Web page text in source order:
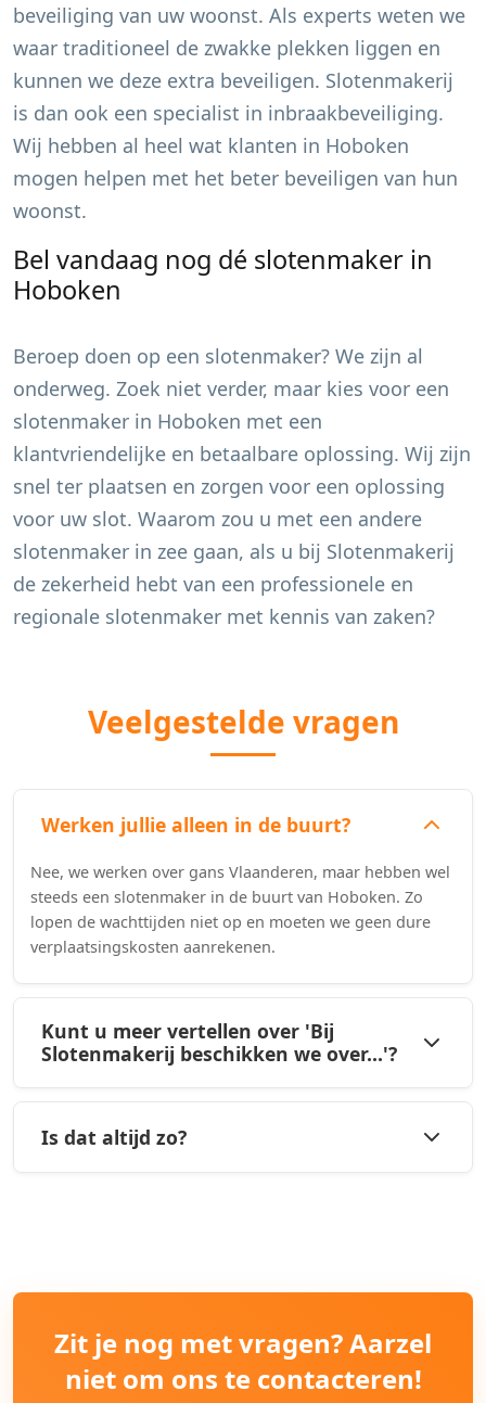
beveiliging van uw woonst. Als experts weten we
waar traditioneel de zwakke plekken liggen en
kunnen we deze extra beveiligen. Slotenmakerij
is dan ook een specialist in inbraakbeveiliging.
Wij hebben al heel wat klanten in Hoboken
mogen helpen met het beter beveiligen van hun
woonst.
Bel vandaag nog dé slotenmaker in
Hoboken
Beroep doen op een slotenmaker? We zijn al
onderweg. Zoek niet verder, maar kies voor een
slotenmaker in Hoboken met een
klantvriendelijke en betaalbare oplossing. Wij zijn
snel ter plaatsen en zorgen voor een oplossing
voor uw slot. Waarom zou u met een andere
slotenmaker in zee gaan, als u bij Slotenmakerij
de zekerheid hebt van een professionele en
regionale slotenmaker met kennis van zaken?
Veelgestelde vragen
Werken jullie alleen in de buurt?
Nee, we werken over gans Vlaanderen, maar hebben wel
steeds een slotenmaker in de buurt van Hoboken. Zo
lopen de wachttijden niet op en moeten we geen dure
verplaatsingskosten aanrekenen.
Kunt u meer vertellen over 'Bij
Slotenmakerij beschikken we over...'?
Is dat altijd zo?
Zit je nog met vragen? Aarzel
niet om ons te contacteren!